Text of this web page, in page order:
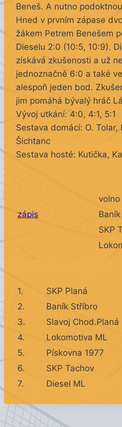
Beneš. A nutno
Hned v prvním zápase
žákem Petrem Benešem
Dieselu 2:0 (10:5, 10:9).
získává zkušenosti a už
jednoznačně 6:0 a také
alespoň jeden bod.
jim pomáhá bývalý hráč
Vývoj utkání: 4:0, 4:1, 5:1
Sestava domácí: O. Tolar,
Šichtanc
Sestava hosté: Kutička,
volno
zápis
SKP
1.
SKP Planá
2.
Baník Stříbro
3.
Slavoj Chod.Planá
4.
Lokomotiva ML
5.
Pískovna 1977
6.
SKP Tachov
7.
Diesel ML